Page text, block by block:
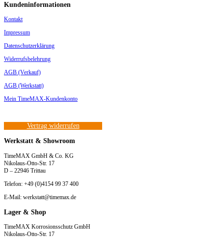
Kundeninformationen
Kontakt
Impressum
Datenschutzerklärung
Widerrufsbelehrung
AGB (Verkauf)
AGB (Werkstatt)
Mein TimeMAX-Kundenkonto
Vertrag widerrufen
Werkstatt & Showroom
TimeMAX GmbH & Co. KG
Nikolaus-Otto-Str. 17
D – 22946 Trittau
Telefon: +49 (0)4154 99 37 400
E-Mail: werkstatt@timemax.de
Lager & Shop
TimeMAX Korrosionsschutz GmbH
Nikolaus-Otto-Str. 17